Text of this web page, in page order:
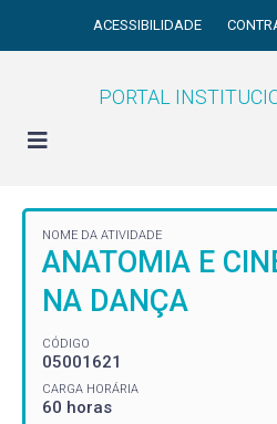
ACESSIBILIDADE
PORTAL
NOME DA ATIVIDADE
ANATOMIA E
NA DANÇA
CÓDIGO
05001621
CARGA HORÁRIA
60 horas